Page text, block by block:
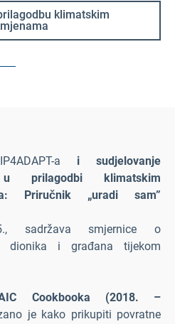
klimatskim
a i sudjelovanje
prilagodbi klimatskim
Priručnik „uradi sam”
sadržava smjernice o
dionika i građana tijekom
Cookbooka (2018. –
je kako prikupiti povratne